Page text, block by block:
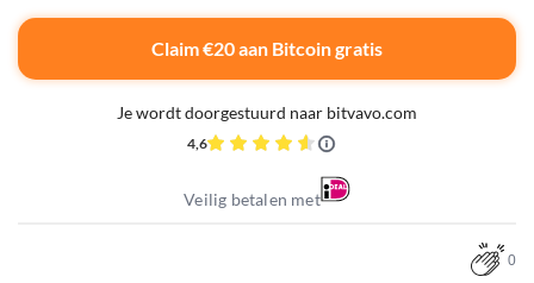
Claim €20 aan Bitcoin gratis
Je wordt doorgestuurd naar bitvavo.com
4,6
Veilig betalen met
0